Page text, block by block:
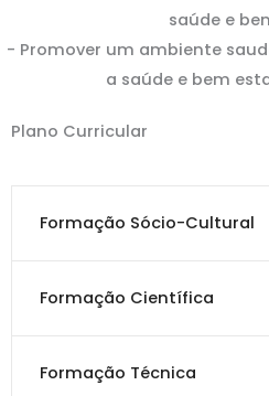
saúde e
- Promover um ambiente
a saúde e bem
Plano Curricular
Formação Sócio-Cultural
Formação Científica
Formação Técnica